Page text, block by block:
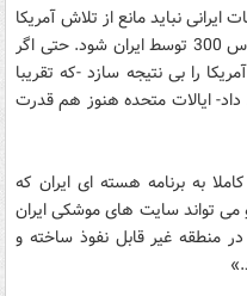
نباید مانع از تلاش آمریکا
در سازمان ملل برای متوقف کردن خرید اس 300 توسط ایران شود. حتی اگر
را بی نتیجه سازد -که تقریبا
ایالات متحده هنوز هم قدرت
به برنامه هسته ای ایران که
می تواند سایت های موشکی ایران
منطقه غیر قابل نفوذ ساخته و